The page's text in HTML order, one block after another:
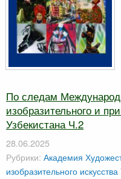
По следам
изобразительного и
Узбекистана Ч.2
28.06.2025
Рубрики: Академия
изобразительного